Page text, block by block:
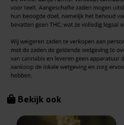
Bekijk ook